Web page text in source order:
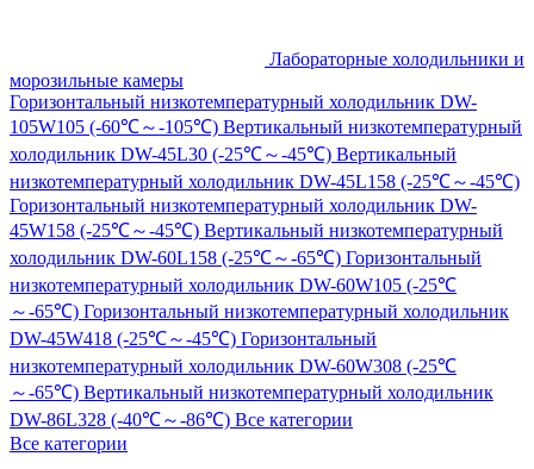
Лабораторные холодильники и
морозильные камеры
Горизонтальный низкотемпературный холодильник DW-
105W105 (-60℃～-105℃) Вертикальный низкотемпературный
холодильник DW-45L30 (-25℃～-45℃) Вертикальный
низкотемпературный холодильник DW-45L158 (-25℃～-45℃)
Горизонтальный низкотемпературный холодильник DW-
45W158 (-25℃～-45℃) Вертикальный низкотемпературный
холодильник DW-60L158 (-25℃～-65℃) Горизонтальный
низкотемпературный холодильник DW-60W105 (-25℃
～-65℃) Горизонтальный низкотемпературный холодильник
DW-45W418 (-25℃～-45℃) Горизонтальный
низкотемпературный холодильник DW-60W308 (-25℃
～-65℃) Вертикальный низкотемпературный холодильник
DW-86L328 (-40℃～-86℃) Все категории
Все категории